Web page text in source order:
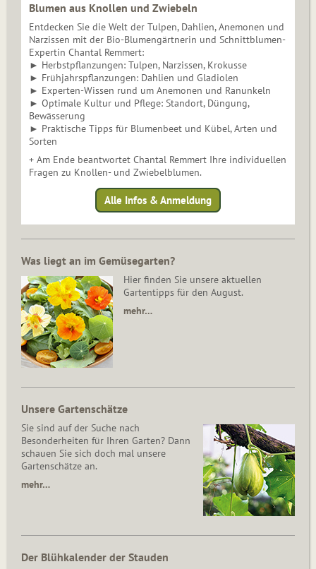
Blumen aus Knollen und Zwiebeln
Entdecken Sie die Welt der Tulpen, Dahlien, Anemonen und
Narzissen mit der Bio-Blumengärtnerin und Schnittblumen-
Expertin Chantal Remmert:
► Herbstpflanzungen: Tulpen, Narzissen, Krokusse
► Frühjahrspflanzungen: Dahlien und Gladiolen
► Experten-Wissen rund um Anemonen und Ranunkeln
► Optimale Kultur und Pflege: Standort, Düngung,
Bewässerung
► Praktische Tipps für Blumenbeet und Kübel, Arten und
Sorten
+ Am Ende beantwortet Chantal Remmert Ihre individuellen
Fragen zu Knollen- und Zwiebelblumen.
Alle Infos & Anmeldung
Was liegt an im Gemüsegarten?
Hier finden Sie unsere aktuellen
Gartentipps für den August.
mehr…
Unsere Gartenschätze
Sie sind auf der Suche nach
Besonderheiten für Ihren Garten? Dann
schauen Sie sich doch mal unsere
Gartenschätze an.
mehr…
Der Blühkalender der Stauden